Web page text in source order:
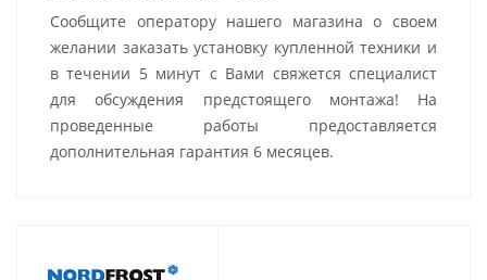
Сообщите оператору нашего магазина о своем
желании заказать установку купленной техники и
в течении 5 минут с Вами свяжется специалист
для обсуждения предстоящего монтажа! На
проведенные работы предоставляется
дополнительная гарантия 6 месяцев.